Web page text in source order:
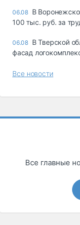
06.08 В
100 тыс. руб. за
06.08 В Тверской
фасад
Все новости
Все главные